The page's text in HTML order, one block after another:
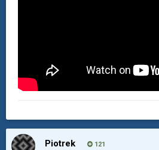
Piotrek 121